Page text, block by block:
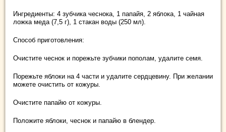
Ингредиенты: 4 зубчика чеснока, 1 папайя, 2 яблока, 1 чайная
ложка меда (7,5 г), 1 стакан воды (250 мл).
Способ приготовления:
Очистите чеснок и порежьте зубчики пополам, удалите семя.
Порежьте яблоки на 4 части и удалите сердцевину. При желании
можете очистить от кожуры.
Очистите папайю от кожуры.
Положите яблоки, чеснок и папайю в блендер.